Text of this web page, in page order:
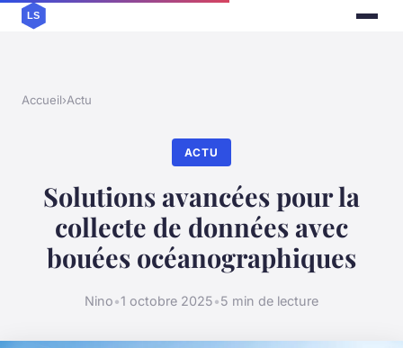
Accueil›Actu
ACTU
Solutions avancées pour la
collecte de données avec
bouées océanographiques
Nino•1 octobre 2025•5 min de lecture